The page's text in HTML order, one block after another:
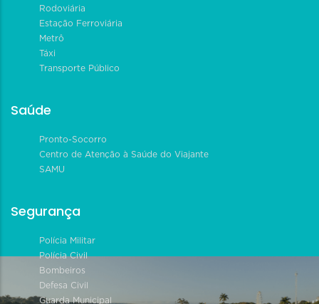
Rodoviária
Estação Ferroviária
Metrô
Táxi
Transporte Público
Saúde
Pronto-Socorro
Centro de Atenção à Saúde do Viajante
SAMU
Segurança
Polícia Militar
Polícia Civil
Bombeiros
Defesa Civil
Guarda Municipal